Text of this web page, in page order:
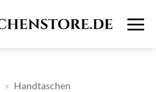
» Handtaschen